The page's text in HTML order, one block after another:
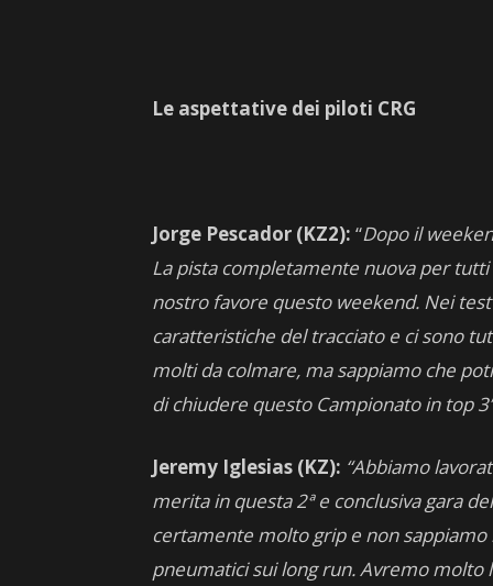
Le aspettative dei piloti CRG
Jorge Pescador (KZ2): “Dopo il
La pista completamente nuova per
nostro favore questo weekend. Nei
caratteristiche del tracciato e ci sono
molti da colmare, ma sappiamo che
di chiudere questo Campionato in top
Jeremy Iglesias (KZ): “Abbiamo
merita in questa 2ª e conclusiva gara
certamente molto grip e non
pneumatici sui long run. Avremo